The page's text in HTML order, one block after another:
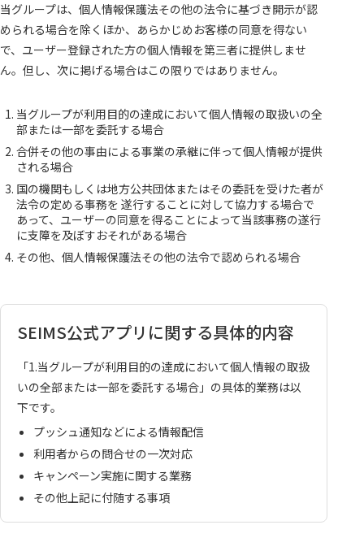
当グループは、個人情報保護法その他の法令に基づき開示が認
められる場合を除くほか、あらかじめお客様の同意を得ない
で、ユーザー登録された方の個人情報を第三者に提供しませ
ん。但し、次に掲げる場合はこの限りではありません。
当グループが利用目的の達成において個人情報の取扱いの全
部または一部を委託する場合
合併その他の事由による事業の承継に伴って個人情報が提供
される場合
国の機関もしくは地方公共団体またはその委託を受けた者が
法令の定める事務を 遂行することに対して協力する場合で
あって、ユーザーの同意を得ることによって当該事務の遂行
に支障を及ぼすおそれがある場合
その他、個人情報保護法その他の法令で認められる場合
SEIMS公式アプリに関する具体的内容
「1.当グループが利用目的の達成において個人情報の取扱
いの全部または一部を委託する場合」の具体的業務は以
下です。
プッシュ通知などによる情報配信
利用者からの問合せの一次対応
キャンペーン実施に関する業務
その他上記に付随する事項